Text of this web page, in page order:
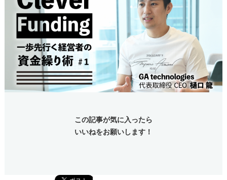
この記事が気に入ったら
いいねをお願いします！